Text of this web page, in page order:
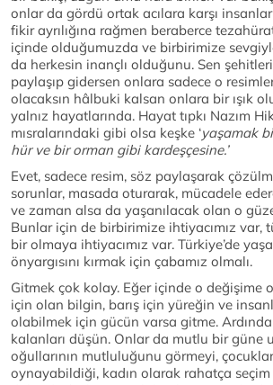
onlar da gördü ortak acılara karşı
fikir ayrılığına rağmen beraberce
içinde olduğumuzda ve birbirimize
da herkesin inançlı olduğunu. Sen
paylaşıp gidersen onlara sadece o
olacaksın hâlbuki kalsan onlara bir ışık
yalnız hayatlarında. Hayat tıpkı Nazım
mısralarındaki gibi olsa keşke ‘yaşamak
hür ve bir orman gibi kardeşçesine.’
Evet, sadece resim, söz paylaşarak
sorunlar, masada oturarak, mücadele
ve zaman alsa da yaşanılacak olan o
Bunlar için de birbirimize ihtiyacımız var,
bir olmaya ihtiyacımız var. Türkiye’de
önyargısını kırmak için çabamız olmalı.
Gitmek çok kolay. Eğer içinde o değişime
için olan bilgin, barış için yüreğin ve
olabilmek için gücün varsa gitme.
kalanları düşün. Onlar da mutlu bir güne
oğullarının mutluluğunu görmeyi,
oynayabildiği, kadın olarak rahatça